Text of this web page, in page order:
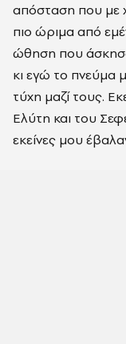
απόσταση που µε
πιο ώριµα από
ώθηση που
κι εγώ το πνεύµα
τύχη µαζί τους.
Ελύτη και του
εκείνες µου